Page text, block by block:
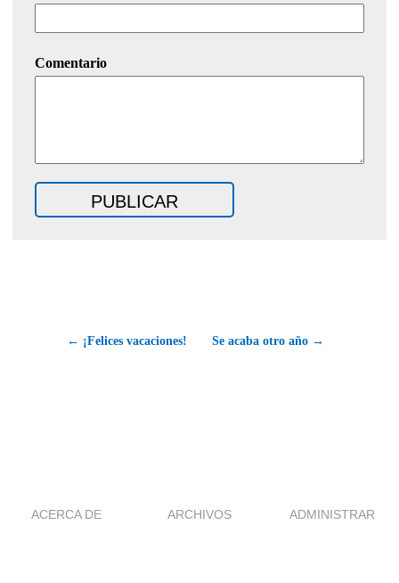
Comentario
← ¡Felices vacaciones! Se acaba otro año →
ACERCA DE ARCHIVOS ADMINISTRAR